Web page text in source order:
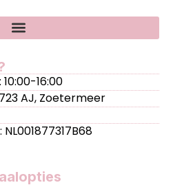
16:00
AJ, Zoetermeer
NL001877317B68